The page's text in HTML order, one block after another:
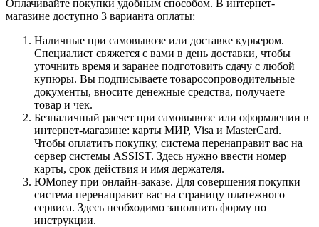
Оплачивайте покупки удобным способом. В интернет-
магазине доступно 3 варианта оплаты:
Наличные при самовывозе или доставке курьером.
Специалист свяжется с вами в день доставки, чтобы
уточнить время и заранее подготовить сдачу с любой
купюры. Вы подписываете товаросопроводительные
документы, вносите денежные средства, получаете
товар и чек.
Безналичный расчет при самовывозе или оформлении в
интернет-магазине: карты МИР, Visa и MasterCard.
Чтобы оплатить покупку, система перенаправит вас на
сервер системы ASSIST. Здесь нужно ввести номер
карты, срок действия и имя держателя.
ЮMoney при онлайн-заказе. Для совершения покупки
система перенаправит вас на страницу платежного
сервиса. Здесь необходимо заполнить форму по
инструкции.